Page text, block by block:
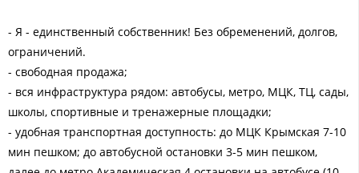
- Я - единственный собственник! Без обременений, долгов,
ограничений.
- свободная продажа;
- вся инфраструктура рядом: автобусы, метро, МЦК, ТЦ, сады,
школы, спортивные и тренажерные площадки;
- удобная транспортная доступность: до МЦК Крымская 7-10
мин пешком; до автобусной остановки 3-5 мин пешком,